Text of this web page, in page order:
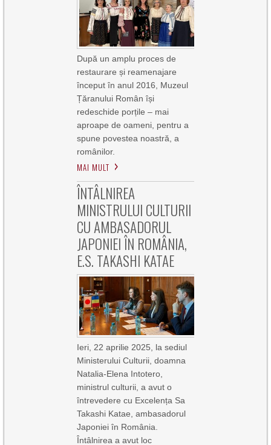
După un amplu proces de
restaurare și reamenajare
început în anul 2016, Muzeul
Țăranului Român își
redeschide porțile – mai
aproape de oameni, pentru a
spune povestea noastră, a
românilor.
MAI MULT
ÎNTÂLNIREA
MINISTRULUI CULTURII
CU AMBASADORUL
JAPONIEI ÎN ROMÂNIA,
E.S. TAKASHI KATAE
Ieri, 22 aprilie 2025, la sediul
Ministerului Culturii, doamna
Natalia-Elena Intotero,
ministrul culturii, a avut o
întrevedere cu Excelența Sa
Takashi Katae, ambasadorul
Japoniei în România.
Întâlnirea a avut loc